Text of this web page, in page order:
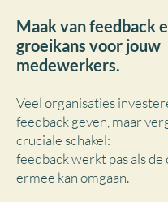
Maak van feedback
groeikans voor jouw
medewerkers.
Veel organisaties
feedback geven, maar
cruciale schakel:
feedback werkt pas als
ermee kan omgaan.